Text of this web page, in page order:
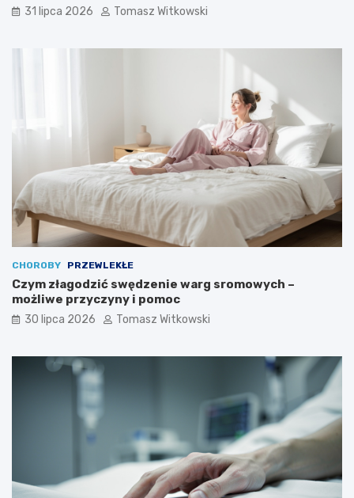
31 lipca 2026 Tomasz Witkowski
CHOROBY PRZEWLEKŁE
Czym złagodzić swędzenie warg sromowych –
możliwe przyczyny i pomoc
30 lipca 2026 Tomasz Witkowski